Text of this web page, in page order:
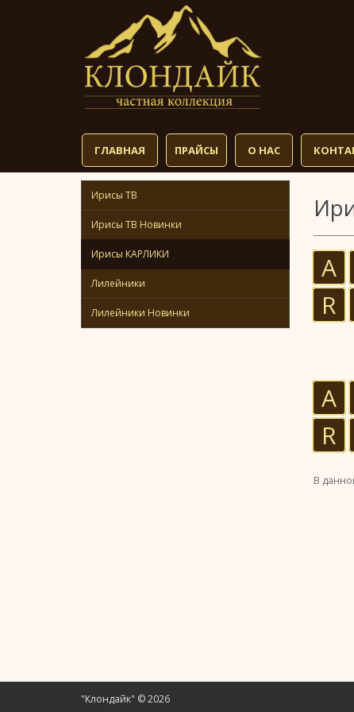
ГЛАВНАЯ ПРАЙСЫ О НАС
Ирисы TB
Ирисы TB Новинки
Ирисы КАРЛИКИ
Лилейники
Лилейники Новинки
A
R
A
R
В
"Клондайк" © 2026